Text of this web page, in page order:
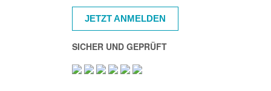
JETZT ANMELDEN
SICHER UND GEPRÜFT